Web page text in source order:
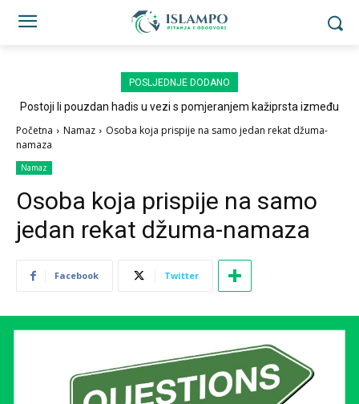
POSLJEDNJE DODANO
Postoji li pouzdan hadis u vezi s pomjeranjem kažiprsta između
Početna Namaz
Osoba koja prispije na samo jedan rekat džuma-
namaza
Namaz
Osoba koja prispije na samo
jedan rekat džuma-namaza
Facebook Twitter